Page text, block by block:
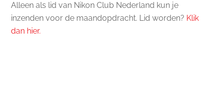
Alleen als lid van Nikon Club Nederland kun je
inzenden voor de maandopdracht. Lid worden? Klik
dan hier.